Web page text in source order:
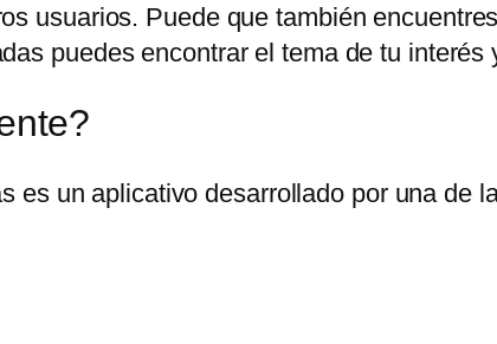
usuarios. Puede que también
puedes encontrar el tema de tu interés
es un aplicativo desarrollado por una de